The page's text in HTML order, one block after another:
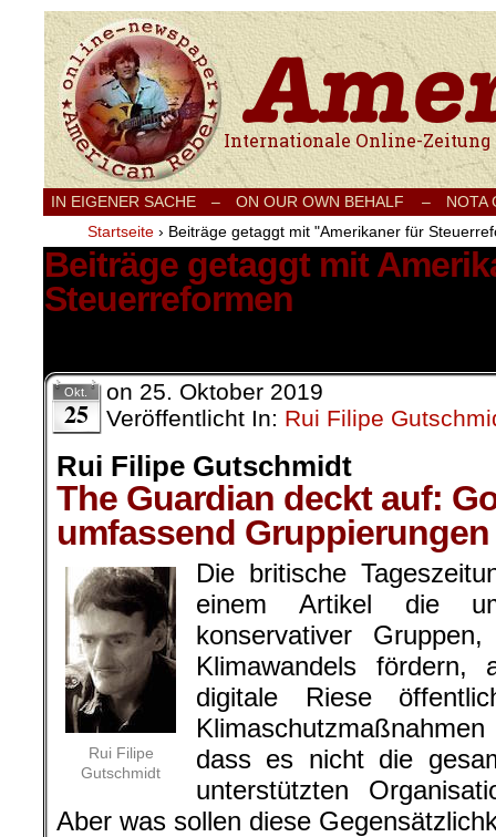
Internationale Onlinezeitung für Frieden,
IN EIGENER SACHE – ON OUR OWN BEHALF –
NOTA
Startseite › Beiträge getaggt mit "Amerikaner für
Beiträge getaggt mit
Steuerreformen
Okt.
25
on 25. Oktober 2019
Veröffentlicht In: Rui Filipe
Rui Filipe Gutschmidt
The Guardian deckt auf:
umfassend
Rui Filipe
Gutschmidt
Die britische
einem Artikel die
konservativer
Klimawandels fördern,
digitale Riese
dass es nicht die
unterstützten
Aber was sollen diese